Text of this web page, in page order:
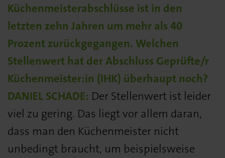
Küchenmeisterabschlüsse ist in den
letzten zehn Jahren um mehr als 40
Prozent zurückgegangen. Welchen
Stellenwert hat der Abschluss Geprüfte/r
Küchenmeister:in (IHK) überhaupt noch?
DANIEL SCHADE: Der Stellenwert ist leider
viel zu gering. Das liegt vor allem daran,
dass man den Küchenmeister nicht
unbedingt braucht, um beispielsweise